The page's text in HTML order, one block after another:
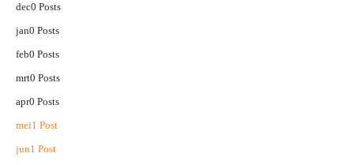
dec0 Posts
jan0 Posts
feb0 Posts
mrt0 Posts
apr0 Posts
mei1 Post
jun1 Post